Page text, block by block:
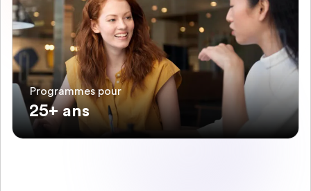
Programmes pour
25+ ans